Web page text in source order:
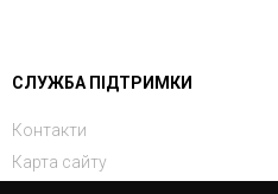
СЛУЖБА ПІДТРИМКИ
Контакти
Карта сайту